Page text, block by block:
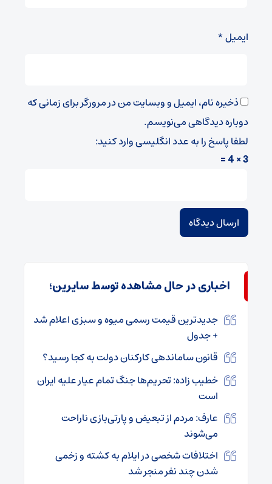
ایمیل*
ذخیره نام، ایمیل و وبسایت من در مرورگر برای زمانی که
دوباره دیدگاهی می‌نویسم.
لطفا پاسخ را به عدد انگلیسی وارد کنید:
3 × 4 =
اخباری در حال مشاهده توسط سایرین؛
جدیدترین قیمت رسمی میوه و سبزی اعلام شد
+ جدول
قانون ساماندهی کارکنان دولت به کجا رسید؟
خطیب زاده: تحریم‌ها جنگ تمام عیار علیه ایران
است
عارف: مردم از تبعیض و پارتی‌بازی ناراحت
می‌شوند
اختلافات شخصی در ایلام به کشته و زخمی
شدن چند نفر منجر شد